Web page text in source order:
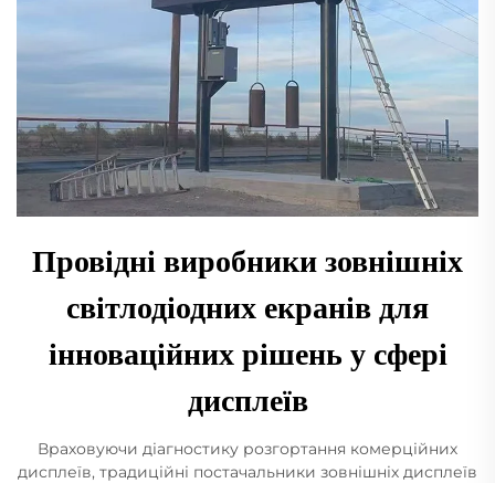
Провідні виробники зовнішніх
світлодіодних екранів для
інноваційних рішень у сфері
дисплеїв
Враховуючи діагностику розгортання комерційних
дисплеїв, традиційні постачальники зовнішніх дисплеїв